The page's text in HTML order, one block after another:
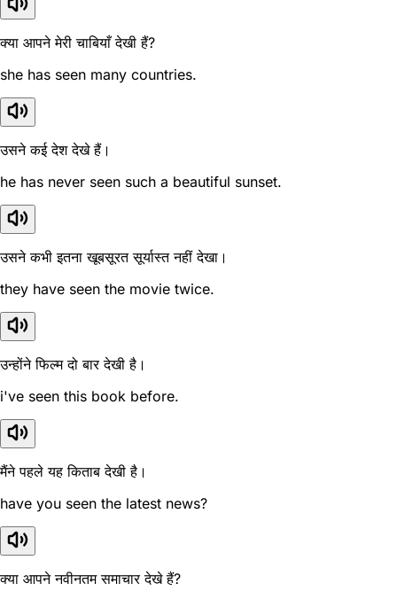
क्या आपने मेरी चाबियाँ देखी हैं?
she has seen many countries.
उसने कई देश देखे हैं।
he has never seen such a beautiful sunset.
उसने कभी इतना खूबसूरत सूर्यास्त नहीं देखा।
they have seen the movie twice.
उन्होंने फिल्म दो बार देखी है।
i've seen this book before.
मैंने पहले यह किताब देखी है।
have you seen the latest news?
क्या आपने नवीनतम समाचार देखे हैं?